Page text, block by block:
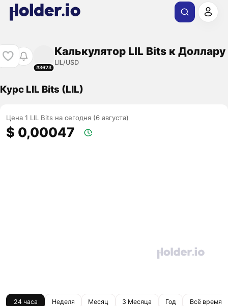
#3623
Калькулятор LIL Bits к Доллару
LIL/USD
Курс LIL Bits (LIL)
Цена 1 LIL Bits на сегодня (6 августа)
$ 0,00047
24 часа Неделя Месяц 3 Месяца Год Всё время